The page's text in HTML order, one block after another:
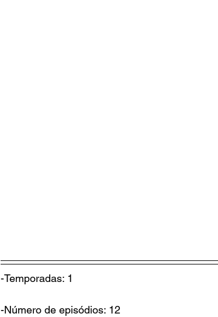
-Temporadas: 1
-Número de episódios: 12